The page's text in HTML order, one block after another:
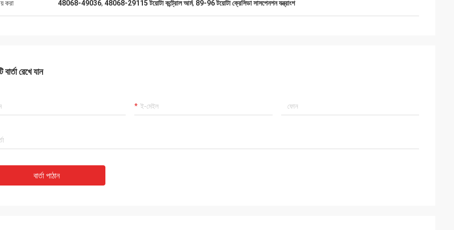
করা 48068-49036, 48068-29115 টয়োটা কন্ট্রোল আর্ম, 89-96 টয়োটা ক্রেসিডা সাসপেনশন যন্ত্রাংশ
বার্তা রেখে যান
বার্তা পাঠান